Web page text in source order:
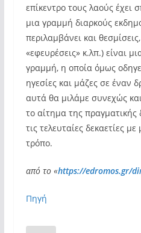
επίκεντρο τους λαούς έχει
μια γραμμή διαρκούς
περιλαμβάνει και
«εφευρέσεις» κ.λπ.) είναι
γραμμή, η οποία όμως
ηγεσίες και μάζες σε έναν
αυτά θα μιλάμε συνεχώς
το αίτημα της πραγματικής
τις τελευταίες δεκαετίες
τρόπο.
από το «https://edromos.gr/
Πηγή